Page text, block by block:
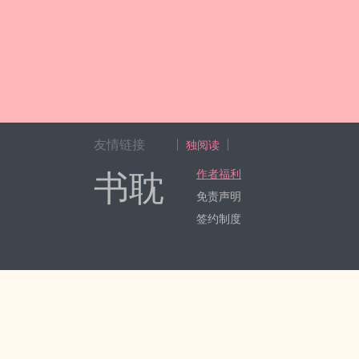
友情链接 独阅读
书耽
作者福利
免责声明
签约制度